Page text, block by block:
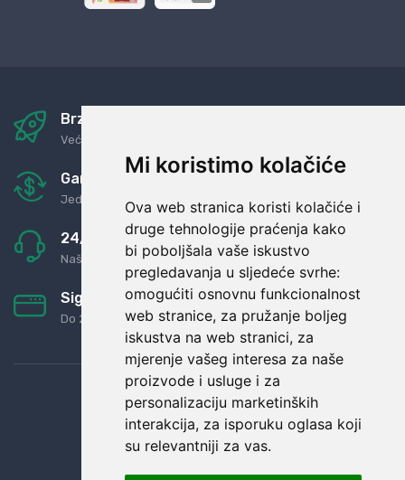
Mi koristimo kolačiće
Ova web stranica koristi kolačiće i
druge tehnologije praćenja kako
bi poboljšala vaše iskustvo
pregledavanja u sljedeće svrhe:
omogućiti osnovnu funkcionalnost
web stranice, za pružanje boljeg
iskustva na web stranici, za
mjerenje vašeg interesa za naše
proizvode i usluge i za
personalizaciju marketinških
interakcija, za isporuku oglasa koji
su relevantniji za vas.
Brza i sigurna dostava
Već za nekoliko dana kod vas
Garancija u povrat novaca
Jednostavno pravilo: Roba za novac
24/7 odlična podrška
Naši agenti uvijek na raspolaganju
Sigurno obročno plaćanje
Do 24 rata bez kamata